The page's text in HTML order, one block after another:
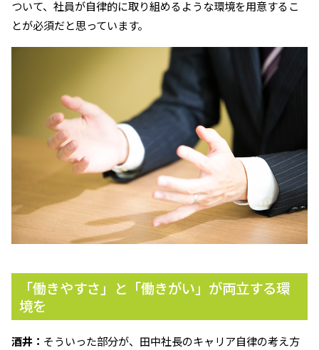
ついて、社員が自律的に取り組めるような環境を用意するこ
とが必須だと思っています。
「働きやすさ」と「働きがい」が両立する環
境を
酒井： そういった部分が、田中社長のキャリア自律の考え方